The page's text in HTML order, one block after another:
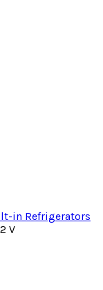
in Refrigerators
V